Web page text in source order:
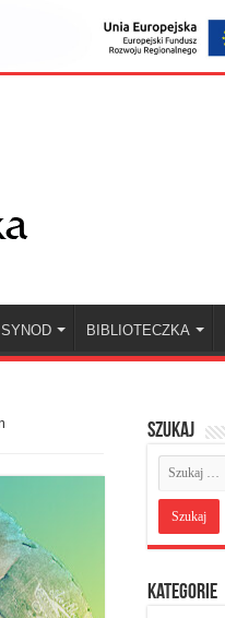
SYNOD BIBLIOTECZKA
Szukaj
Kategorie